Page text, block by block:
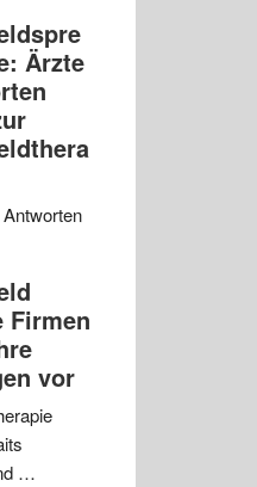
Ärzte
Firmen
vor
…